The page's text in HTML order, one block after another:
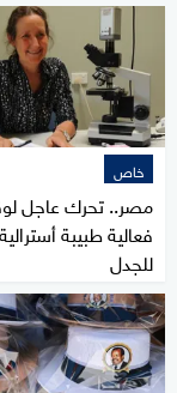
خاص
مصر.. تحرك عاجل
فعالية طبيبة
للجدل